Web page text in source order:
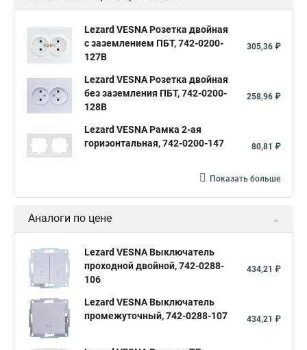
Lezard VESNA Розетка двойная
с заземлением ПБТ, 742-0200-
127B
305,36 ₽
Lezard VESNA Розетка двойная
без заземления ПБТ, 742-0200-
128B
258,96 ₽
Lezard VESNA Рамка 2-ая
горизонтальная, 742-0200-147
80,81 ₽
Показать больше
Аналоги по цене
Lezard VESNA Выключатель
проходной двойной, 742-0288-
106
434,21 ₽
Lezard VESNA Выключатель
промежуточный, 742-0288-107
434,21 ₽